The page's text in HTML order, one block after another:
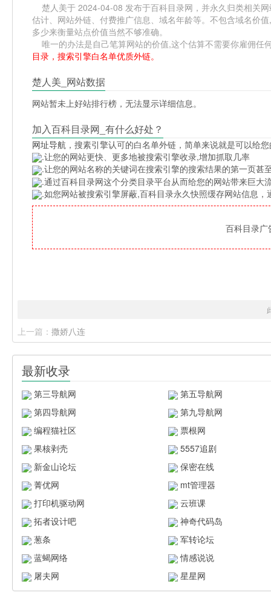
楚人美于 2024-04-08 发布于百科目录网，并永久归类相关
估计、网站外链、付费推广信息、域名年龄等。不包含域名价
多少来衡量站点价值当然不够准确。
唯一的办法是自己笔算网站的价值,这个估算不需要你雇佣任
目录，搜索引擎白名单优质外链。
楚人美_网站数据
网站暂未上好站排行榜，无法显示详细信息。
加入百科目录网_有什么好处？
网址导航 ，搜素引擎认可的白名单外链，简单来说就是可以给
.让您的网站更快、更多地被搜索引擎收录,增加抓取几率
.让您的网站名称的关键词在搜索引擎的搜索结果的第一页甚
.通过百科目录网这个分类目录平台从而给您的网站带来巨大
.如您网站被搜索引擎屏蔽,百科目录永久快照缓存网站信息
百科目录
上一篇： 撒娇八连
最新收录
第三导航网
第五导航网
第四导航网
第九导航网
编程猫社区
票根网
果核剥壳
5557追剧
新金山论坛
保密在线
菁优网
mt管理器
打印机驱动网
云班课
拓者设计吧
神奇代码岛
葱条
军转论坛
蓝蝎网络
情感说说
屠夫网
星星网